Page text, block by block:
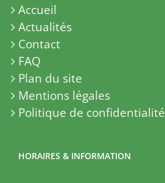
Accueil
Actualités
Contact
FAQ
Plan du site
Mentions légales
Politique de confidentialité
HORAIRES & INFORMATION